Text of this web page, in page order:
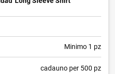
Minimo 1 pz
cadauno per 500 pz